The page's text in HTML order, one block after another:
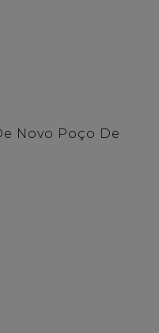
Novo Poço De